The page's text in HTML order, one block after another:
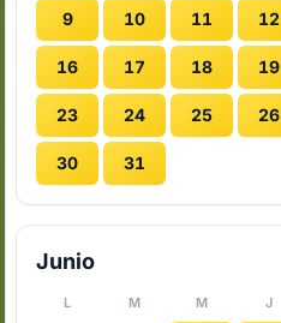
9 10 11 12
16 17 18 19
23 24 25 26
30 31
Junio
L M M J